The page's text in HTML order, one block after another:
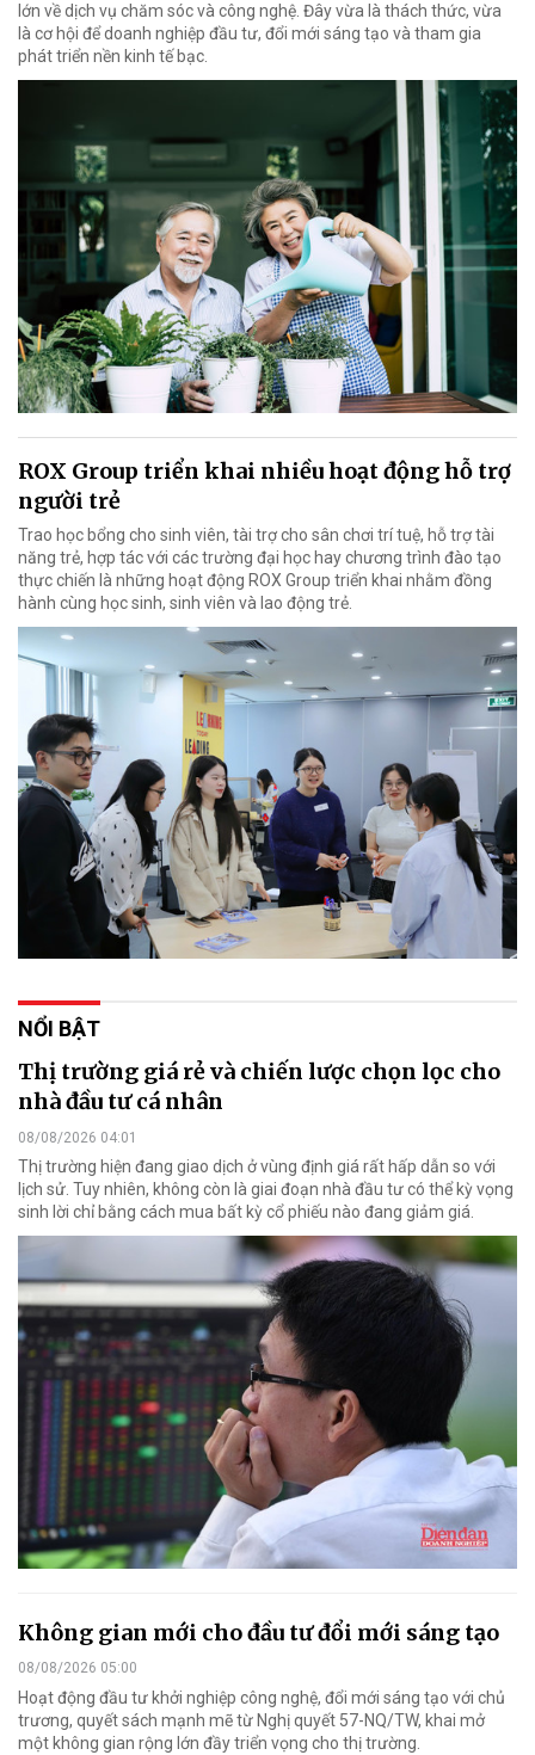
lớn về dịch vụ chăm sóc và công nghệ. Đây vừa là thách thức, vừa
là cơ hội để doanh nghiệp đầu tư, đổi mới sáng tạo và tham gia
phát triển nền kinh tế bạc.
ROX Group triển khai nhiều hoạt động hỗ trợ
người trẻ
Trao học bổng cho sinh viên, tài trợ cho sân chơi trí tuệ, hỗ trợ tài
năng trẻ, hợp tác với các trường đại học hay chương trình đào tạo
thực chiến là những hoạt động ROX Group triển khai nhằm đồng
hành cùng học sinh, sinh viên và lao động trẻ.
NỔI BẬT
Thị trường giá rẻ và chiến lược chọn lọc cho
nhà đầu tư cá nhân
08/08/2026 04:01
Thị trường hiện đang giao dịch ở vùng định giá rất hấp dẫn so với
lịch sử. Tuy nhiên, không còn là giai đoạn nhà đầu tư có thể kỳ vọng
sinh lời chỉ bằng cách mua bất kỳ cổ phiếu nào đang giảm giá.
Không gian mới cho đầu tư đổi mới sáng tạo
08/08/2026 05:00
Hoạt động đầu tư khởi nghiệp công nghệ, đổi mới sáng tạo với chủ
trương, quyết sách mạnh mẽ từ Nghị quyết 57-NQ/TW, khai mở
một không gian rộng lớn đầy triển vọng cho thị trường.